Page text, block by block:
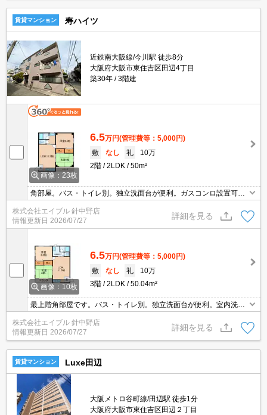
賃貸マンション 寿ハイツ
近鉄南大阪線/今川駅 徒歩8分
大阪府大阪市東住吉区田辺4丁目
築30年
3階建
画像：23枚
6.5万円(管理費等：5,000円)
敷
なし 礼
10万
2階
2LDK 50m²
角部屋。バス・トイレ別。独立洗面台が便利。ガスコンロ設置可。
株式会社エイブル 針中野店
情報更新日 2026/07/27
詳細を見る
画像：10枚
6.5万円(管理費等：5,000円)
敷
なし 礼
10万
3階
2LDK 50.04m²
最上階角部屋です。バス・トイレ別。独立洗面台が便利。室内洗濯
株式会社エイブル 針中野店
情報更新日 2026/07/27
詳細を見る
賃貸マンション Luxe田辺
大阪メトロ谷町線/田辺駅 徒歩1分
大阪府大阪市東住吉区田辺２丁目